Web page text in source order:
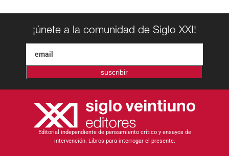
¡únete a la comunidad de Siglo XXI!
suscribir
Editorial independiente de pensamiento crítico y ensayos de
intervención. Libros para interrogar el presente.